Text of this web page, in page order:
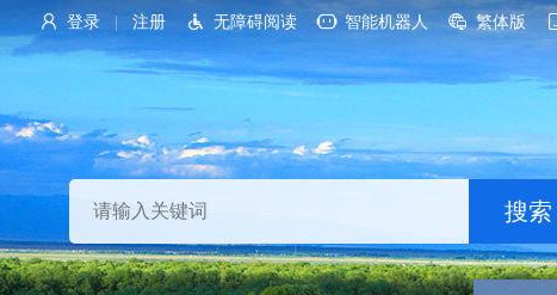
登录 注册 无障碍阅读 智能机器人 繁体版